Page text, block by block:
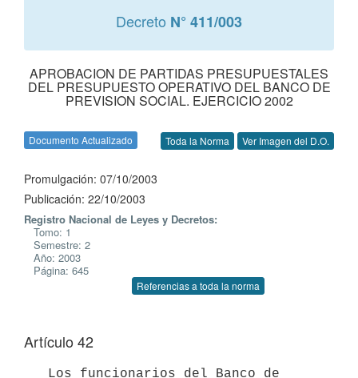
Decreto N° 411/003
APROBACION DE PARTIDAS PRESUPUESTALES
DEL PRESUPUESTO OPERATIVO DEL BANCO DE
PREVISION SOCIAL. EJERCICIO 2002
Documento Actualizado Toda la Norma Ver Imagen del D.O.
Promulgación: 07/10/2003
Publicación: 22/10/2003
Registro Nacional de Leyes y Decretos:
Tomo: 1
Semestre: 2
Año: 2003
Página: 645
Referencias a toda la norma
Artículo 42